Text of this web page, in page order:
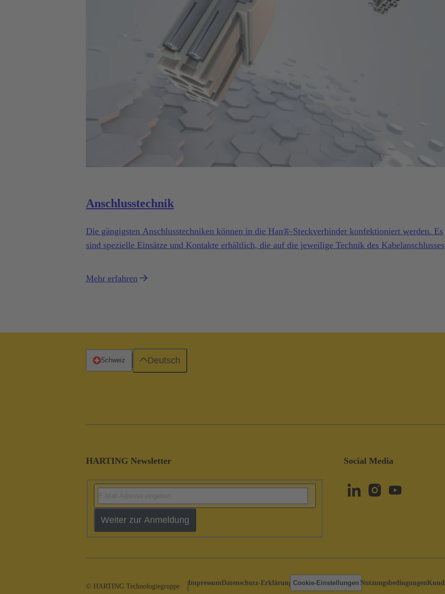
Anschlusstechnik
Die gängigsten Anschlusstechniken können in die Han®-Steckverbinder konfektioniert werden. Es
sind spezielle Einsätze und Kontakte erhältlich, die auf die jeweilige Technik des Kabelanschlusses
Kabels, dem Kabelquerschnitt sowie der Anzahl und Art der Kontakte ab. Darüber hinaus bieten
Mehr erfahren
HARTING Newsletter
Weiter zur Anmeldung
Social Media
Schweiz Deutsch
© HARTING Technologiegruppe ImpressumDatenschutz-Erklärung Cookie-Einstellungen Nutzungsbedingungen